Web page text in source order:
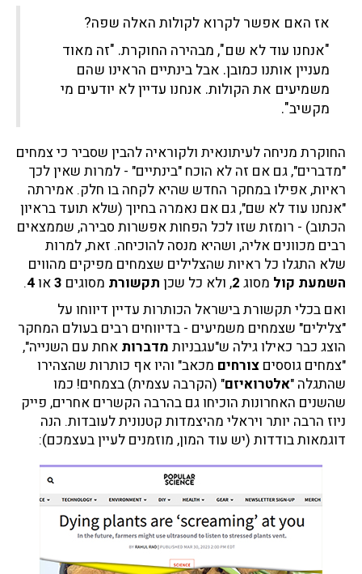
אז האם אפשר לקרוא לקולות האלה שפה?
"אנחנו עוד לא שם", מבהירה החוקרת. "זה מאוד
מעניין אותנו כמובן. אבל בינתיים הראינו שהם
משמיעים את הקולות. אנחנו עדיין לא יודעים מי
מקשיב".
החוקרת מניחה לעיתונאית ולקוראיה להבין שסביר כי צמחים
"מדברים", גם אם זה לא הוכח "בינתיים" - למרות שאין לכך
ראיות, אפילו במחקר החדש שהיא לקחה בו חלק. אמירתה
"אנחנו עוד לא שם", גם אם נאמרה בחיוך (שלא תועד בראיון
הכתוב) - רומזת שזו לכל הפחות אפשרות סבירה, שממצאים
רבים מכוונים אליה, ושהיא מנסה להוכיחה. זאת, למרות
שלא התגלו כל ראיות שהצלילים שצמחים מפיקים מהווים
השמעת קול מסוג 2, ולא כל שכן תקשורת מסוגים 3או4
.
ואם בכלי תקשורת בישראל הכותרות עדיין דיווחו על
"צלילים" שצמחים משמיעים - בדיווחים רבים בעולם המחקר
הוצג כבר כאילו גילה ש"עגבניות מדברות אחת עם השנייה",
"צמחים גוססים צורחים מכאב" והיו אף כותרות שהצהירו
שהתגלה "אלטרואיזם" (הקרבה עצמית) בצמחים! כמו
שהשנים האחרונות הוכיחו גם בהרבה הקשרים אחרים, פייק
ניוז הרבה יותר ויראלי מהיצמדות קטנונית לעובדות. הנה
דוגמאות בודדות (יש עוד המון, מוזמנים לעיין בעצמכם):